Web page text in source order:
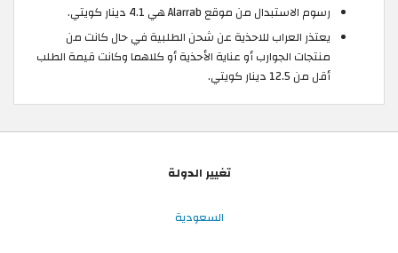
رسوم الاستبدال من موقع Alarrab هي 4.1 دينار كويتي.
يعتذر العراب للاحذية عن شحن الطلبية في حال كانت من
منتجات الجوارب أو عناية الأحذية أو كلاهما وكانت قيمة الطلب
أقل من 12.5 دينار كويتي.
تغيير الدولة
السعودية